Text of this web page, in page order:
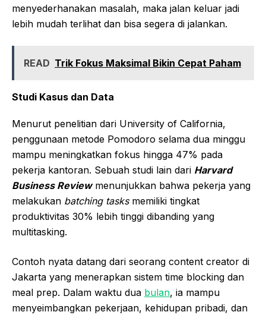
menyederhanakan masalah, maka jalan keluar jadi
lebih mudah terlihat dan bisa segera di jalankan.
READ Trik Fokus Maksimal Bikin Cepat Paham
Studi Kasus dan Data
Menurut penelitian dari University of California,
penggunaan metode Pomodoro selama dua minggu
mampu meningkatkan fokus hingga 47% pada
pekerja kantoran. Sebuah studi lain dari Harvard
Business Reviewmenunjukkan bahwa pekerja yang
melakukan batching tasksmemiliki tingkat
produktivitas 30% lebih tinggi dibanding yang
multitasking.
Contoh nyata datang dari seorang content creator di
Jakarta yang menerapkan sistem time blocking dan
meal prep. Dalam waktu dua bulan, ia mampu
menyeimbangkan pekerjaan, kehidupan pribadi, dan